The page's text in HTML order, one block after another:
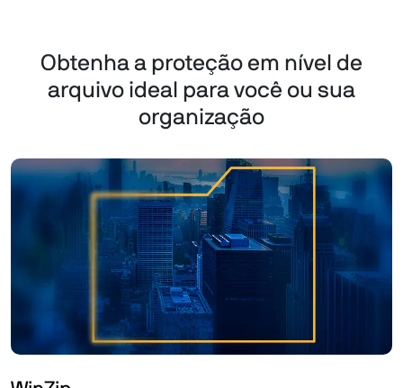
Obtenha a proteção em nível de
arquivo ideal para você ou sua
organização